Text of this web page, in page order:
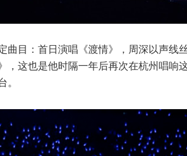
曲目：首日演唱《渡情》，周深以声线
，这也是他时隔一年后再次在杭州唱响
。